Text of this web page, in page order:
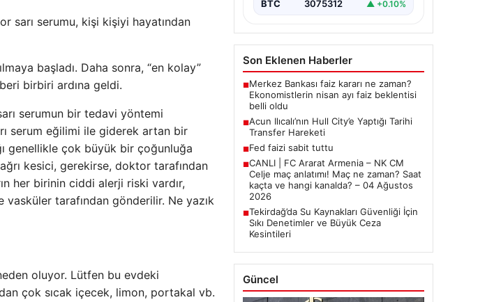
sarı serumu, kişi kişiyi hayatından
başladı. Daha sonra, “en kolay”
birbiri ardına geldi.
serumun bir tedavi yöntemi
serum eğilimi ile giderek artan bir
genellikle çok büyük bir çoğunluğa
kesici, gerekirse, doktor tarafından
her birinin ciddi alerji riski vardır,
vasküler tarafından gönderilir. Ne yazık
oluyor. Lütfen bu evdeki
çok sıcak içecek, limon, portakal vb.
BTC 3075312 ▲ +0.10%
Son Eklenen Haberler
■Merkez Bankası faiz kararı ne zaman?
Ekonomistlerin nisan ayı faiz beklentisi
belli oldu
■Acun Ilıcalı’nın Hull City’e Yaptığı Tarihi
Transfer Hareketi
■Fed faizi sabit tuttu
■CANLI | FC Ararat Armenia – NK CM
Celje maç anlatımı! Maç ne zaman? Saat
kaçta ve hangi kanalda? – 04 Ağustos
2026
■Tekirdağ’da Su Kaynakları Güvenliği İçin
Sıkı Denetimler ve Büyük Ceza
Kesintileri
Güncel